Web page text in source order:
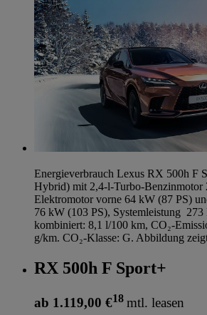
Energieverbrauch Lexus RX 500h F
Hybrid) mit 2,4-l-Turbo-Benzinmotor
Elektromotor vorne 64 kW (87 PS)
76 kW (103 PS), Systemleistung
kombiniert: 8,1 l/100 km, CO₂-
g/km. CO₂-Klasse: G. Abbildung
RX 500h F Sport+
ab 1.119,00 €18 mtl. leasen